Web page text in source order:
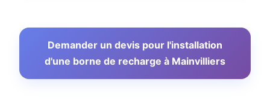
Demander un devis pour l'installation
d'une borne de recharge à Mainvilliers